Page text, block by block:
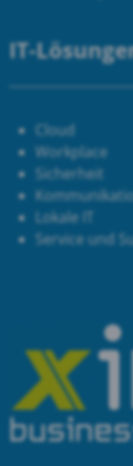
IT-
Cloud
Workplace
Sicherheit
Lokale IT
Service und